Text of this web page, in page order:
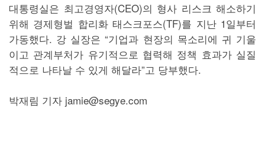
대통령실은 최고경영자(CEO)의 형사 리스크 해소하기
위해 경제형벌 합리화 태스크포스(TF)를 지난 1일부터
가동했다. 강 실장은 “기업과 현장의 목소리에 귀 기울
이고 관계부처가 유기적으로 협력해 정책 효과가 실질
적으로 나타날 수 있게 해달라”고 당부했다.
박재림 기자 jamie@segye.com